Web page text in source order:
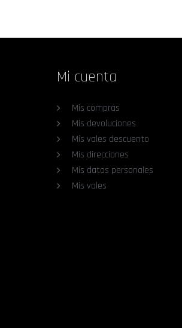
Mi cuenta
Mis compras
Mis devoluciones
Mis vales descuento
Mis direcciones
Mis datos personales
Mis vales